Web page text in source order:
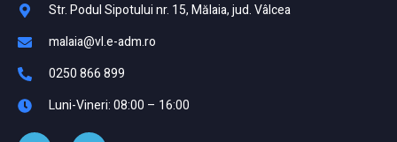
Str. Podul Sipotului nr. 15, Mălaia, jud. Vâlcea
malaia@vl.e-adm.ro
0250 866 899
Luni-Vineri: 08:00 – 16:00